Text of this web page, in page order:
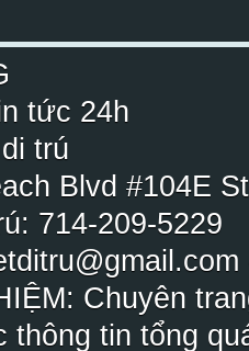
tức 24h
trú
Blvd #104E
714-209-5229
Chuyên
thông tin tổng